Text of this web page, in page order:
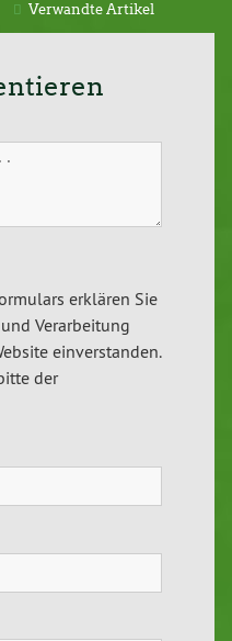
Verwandte Artikel
erklären Sie
Verarbeitung
einverstanden.
der